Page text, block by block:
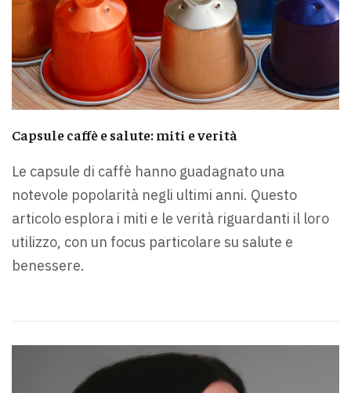
Capsule caffè e salute: miti e verità
Le capsule di caffè hanno guadagnato una
notevole popolarità negli ultimi anni. Questo
articolo esplora i miti e le verità riguardanti il loro
utilizzo, con un focus particolare su salute e
benessere.